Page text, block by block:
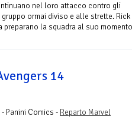
nel loro attacco contro gli
ormai diviso e alle strette. Rick
preparano la squadra al suo
14
- Panini Comics - Reparto Marvel